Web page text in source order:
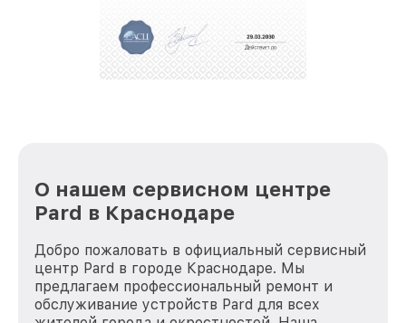
положительные отзывы и обрели отличную
репутацию. Мы постоянно совершенствуемся и
О нашем сервисном центре
Pard в Краснодаре
Добро пожаловать в официальный сервисный
центр Pard в городе Краснодаре. Мы
предлагаем профессиональный ремонт и
обслуживание устройств Pard для всех